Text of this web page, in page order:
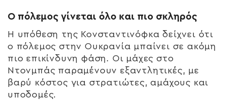
Ο πόλεμος γίνεται όλο και πιο σκληρός
Η υπόθεση της Κονσταντινόφκα δείχνει ότι
ο πόλεμος στην Ουκρανία μπαίνει σε ακόμη
πιο επικίνδυνη φάση. Οι μάχες στο
Ντονμπάς παραμένουν εξαντλητικές, με
βαρύ κόστος για στρατιώτες, αμάχους και
υποδομές.